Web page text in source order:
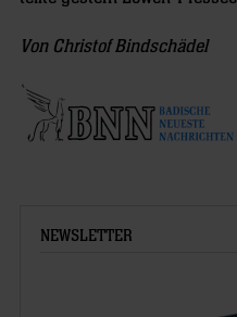
Von Christof Bindschädel
NEWSLETTER